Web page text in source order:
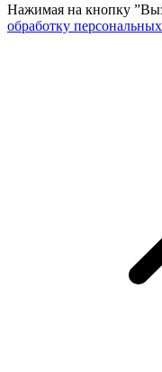
Нажимая на кнопку
обработку